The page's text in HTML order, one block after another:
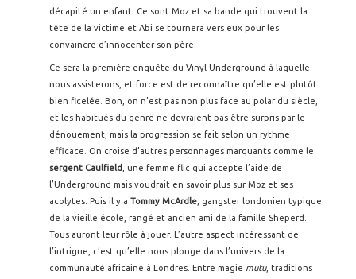
décapité un enfant. Ce sont Moz et sa bande qui trouvent la
tête de la victime et Abi se tournera vers eux pour les
convaincre d’innocenter son père.
Ce sera la première enquête du Vinyl Underground à laquelle
nous assisterons, et force est de reconnaître qu’elle est plutôt
bien ficelée. Bon, on n’est pas non plus face au polar du siècle,
et les habitués du genre ne devraient pas être surpris par le
dénouement, mais la progression se fait selon un rythme
efficace. On croise d’autres personnages marquants comme le
sergent Caulfield
, une femme flic qui accepte l’aide de
l’Underground mais voudrait en savoir plus sur Moz et ses
acolytes. Puis il y a Tommy McArdle , gangster londonien typique
de la vieille école, rangé et ancien ami de la famille Sheperd.
Tous auront leur rôle à jouer. L’autre aspect intéressant de
l’intrigue, c’est qu’elle nous plonge dans l’univers de la
communauté africaine à Londres. Entre magie mutu, traditions